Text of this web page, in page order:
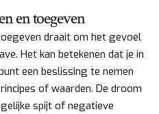
en toegeven
draait om het gevoel
Het kan betekenen dat je in
een beslissing te nemen
of waarden. De droom
spijt of negatieve